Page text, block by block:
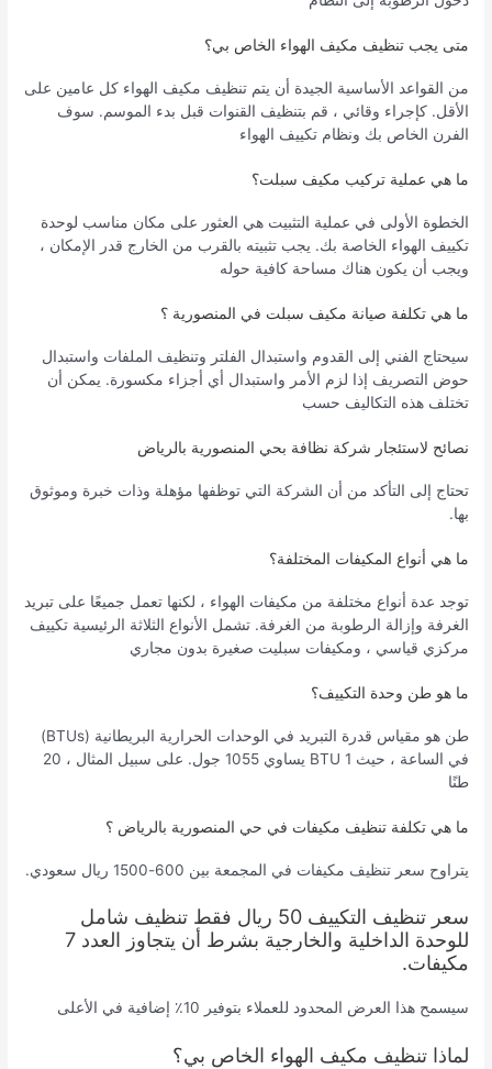
متى يجب تنظيف مكيف الهواء الخاص بي؟
من القواعد الأساسية الجيدة أن يتم تنظيف مكيف الهواء كل عامين على
الأقل. كإجراء وقائي ، قم بتنظيف القنوات قبل بدء الموسم. سوف
الفرن الخاص بك ونظام تكييف الهواء
ما هي عملية تركيب مكيف سبلت؟
الخطوة الأولى في عملية التثبيت هي العثور على مكان مناسب لوحدة
تكييف الهواء الخاصة بك. يجب تثبيته بالقرب من الخارج قدر الإمكان ،
ويجب أن يكون هناك مساحة كافية حوله
ما هي تكلفة صيانة مكيف سبلت في المنصورية ؟
سيحتاج الفني إلى القدوم واستبدال الفلتر وتنظيف الملفات واستبدال
حوض التصريف إذا لزم الأمر واستبدال أي أجزاء مكسورة. يمكن أن
تختلف هذه التكاليف حسب
نصائح لاستئجار شركة نظافة بحي المنصورية بالرياض
تحتاج إلى التأكد من أن الشركة التي توظفها مؤهلة وذات خبرة وموثوق
بها.
ما هي أنواع المكيفات المختلفة؟
توجد عدة أنواع مختلفة من مكيفات الهواء ، لكنها تعمل جميعًا على تبريد
الغرفة وإزالة الرطوبة من الغرفة. تشمل الأنواع الثلاثة الرئيسية تكييف
مركزي قياسي ، ومكيفات سبليت صغيرة بدون مجاري
ما هو طن وحدة التكييف؟
طن هو مقياس قدرة التبريد في الوحدات الحرارية البريطانية (BTUs)
في الساعة ، حيث 1 BTU يساوي 1055 جول. على سبيل المثال ، 20
طنًا
ما هي تكلفة تنظيف مكيفات في حي المنصورية بالرياض ؟
يتراوح سعر تنظيف مكيفات في المجمعة بين 600-1500 ريال سعودي.
سعر تنظيف التكييف 50 ريال فقط تنظيف شامل
للوحدة الداخلية والخارجية بشرط أن يتجاوز العدد 7
مكيفات.
سيسمح هذا العرض المحدود للعملاء بتوفير 10٪ إضافية في الأعلى
لماذا تنظيف مكيف الهواء الخاص بي؟